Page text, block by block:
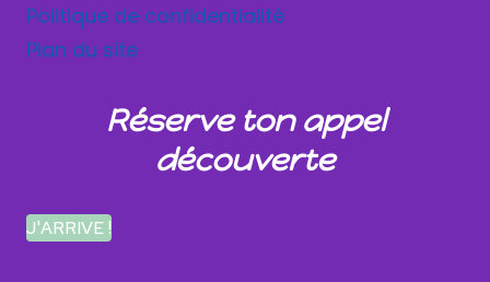
Politique de confidentialité
Plan du site
Réserve ton appel
découverte
J'ARRIVE !